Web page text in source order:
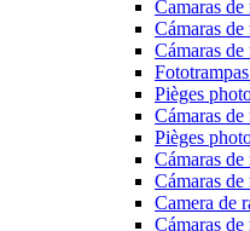
Camaras
Cámaras
Cámaras
Pièges
Cámaras
Pièges
Cámaras
Cámaras
Camera de
Cámaras